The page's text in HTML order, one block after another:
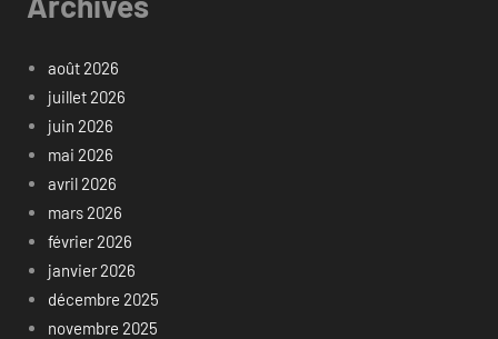
août 2026
juillet 2026
juin 2026
mai 2026
avril 2026
mars 2026
février 2026
janvier 2026
décembre 2025
novembre 2025